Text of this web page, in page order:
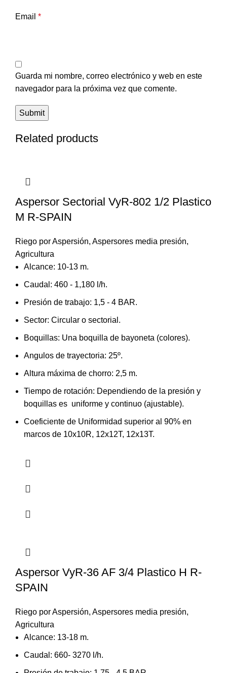
Email *
Guarda mi nombre, correo electrónico y web en este
navegador para la próxima vez que comente.
Related products
Aspersor Sectorial VyR-802 1/2 Plastico
M R-SPAIN
Riego por Aspersión, Aspersores media presión,
Agricultura
Alcance: 10-13 m.
Caudal: 460 - 1,180 l/h.
Presión de trabajo: 1,5 - 4 BAR.
Sector: Circular o sectorial.
Boquillas: Una boquilla de bayoneta (colores).
Angulos de trayectoria: 25º.
Altura máxima de chorro: 2,5 m.
Tiempo de rotación: Dependiendo de la presión y
boquillas es uniforme y continuo (ajustable).
Coeficiente de Uniformidad superior al 90% en
marcos de 10x10R, 12x12T, 12x13T.
Aspersor VyR-36 AF 3/4 Plastico H R-
SPAIN
Riego por Aspersión, Aspersores media presión,
Agricultura
Alcance: 13-18 m.
Caudal: 660- 3270 l/h.